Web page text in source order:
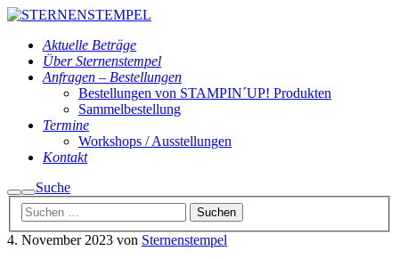
Aktuelle Beträge
Über Sternenstempel
Anfragen – Bestellungen
Bestellungen von STAMPIN´UP! Produkten
Sammelbestellung
Termine
Workshops / Ausstellungen
Kontakt
Suchen
Hauptmenü
Suche
4. November 2023 von Sternenstempel